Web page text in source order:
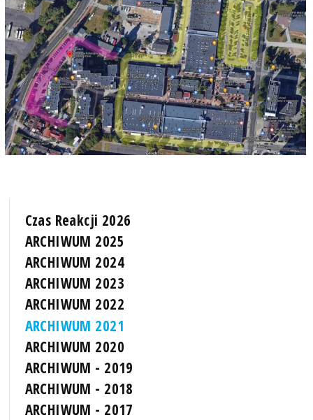
Czas Reakcji 2026
ARCHIWUM 2025
ARCHIWUM 2024
ARCHIWUM 2023
ARCHIWUM 2022
ARCHIWUM 2021
ARCHIWUM 2020
ARCHIWUM - 2019
ARCHIWUM - 2018
ARCHIWUM - 2017